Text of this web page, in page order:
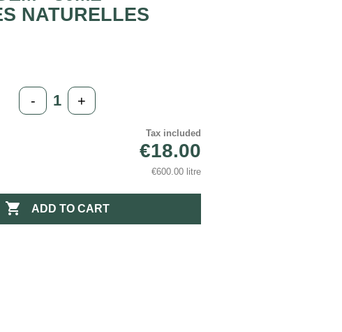
NATURELLES
- +
Tax included
€18.00
€600.00 litre
 ADD TO CART